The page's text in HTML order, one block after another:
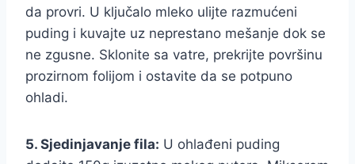
da provri. U ključalo mleko ulijte razmućeni
puding i kuvajte uz neprestano mešanje dok se
ne zgusne. Sklonite sa vatre, prekrijte površinu
prozirnom folijom i ostavite da se potpuno
ohladi.
5. Sjedinjavanje fila: U ohlađeni puding